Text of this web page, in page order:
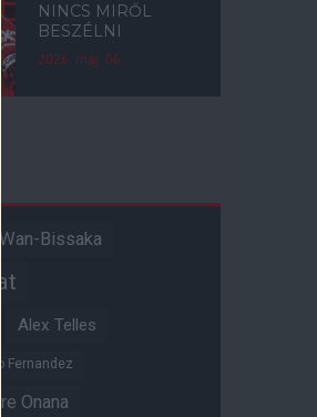
NINCS MIRŐL
BESZÉLNI
2026. máj. 06.
Wan-Bissaka
Alex Telles
Fernandez
Onana